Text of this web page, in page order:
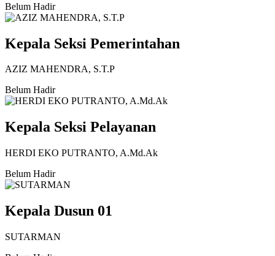
Belum Hadir
Kepala Seksi Pemerintahan
AZIZ MAHENDRA, S.T.P
Belum Hadir
Kepala Seksi Pelayanan
HERDI EKO PUTRANTO, A.Md.Ak
Belum Hadir
Kepala Dusun 01
SUTARMAN